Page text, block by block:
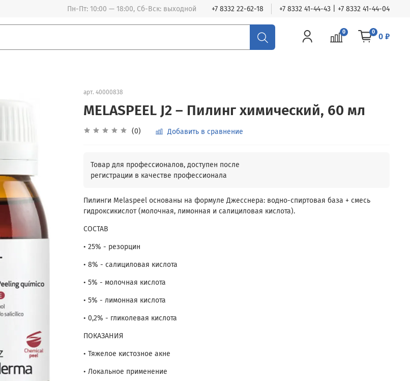
Пн-Пт: 10:00 — 18:00, Сб-Вск: выходной +7 8332 22-62-18 +7 8332 41-44-43 | +7 8332 41-44-04
0 0 0 ₽
арт. 40000838
MELASPEEL J2 – Пилинг химический, 60 мл
(0) Добавить в сравнение
Пилинги Melaspeel основаны на формуле Джесснера: водно-спиртовая база + смесь
гидроксикислот (молочная, лимонная и салициловая кислота).
СОСТАВ
• 25% - резорцин
• 8% - салициловая кислота
• 5% - молочная кислота
• 5% - лимонная кислота
• 0,2% - гликолевая кислота
ПОКАЗАНИЯ
• Тяжелое кистозное акне
• Локальное применение